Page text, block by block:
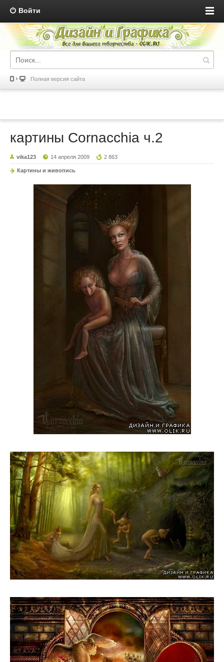
Войти
Полная версия сайта
картины Сornacchia ч.2
vika123 14 апреля 2009 2 863
Картины и живопись